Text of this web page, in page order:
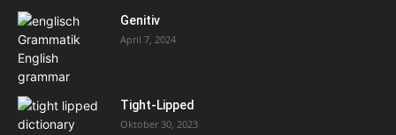
Genitiv
April 7, 2024
Tight-Lipped
Oktober 30, 2023